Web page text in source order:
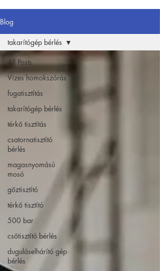
Blog
All Posts
Vizes homokszórás
fugatisztítás
takarítógép bérlés
térkő tisztítás
csatornatisztító
bérlés
magasnyomású
mosó
gőztisztító
térkő tisztító
500 bar
csőtisztító bérlés
duguláselhárító gép
bérlés
takarítógép bérlés